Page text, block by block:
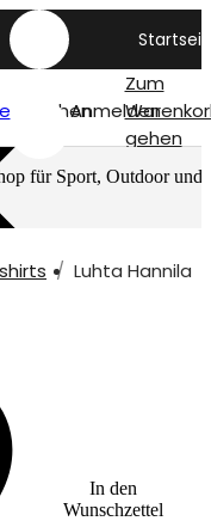
SuchenAnmelden
Zum
gehen
für Sport, Outdoor und
Luhta Hannila
In den
Wunschzettel